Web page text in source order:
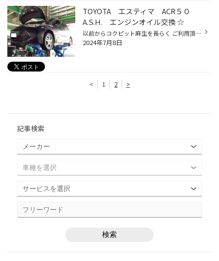
TOYOTA エスティマ ACR５０
A.S.H. エンジンオイル交換 ☆
以前からコクピット麻生を長らく ご利用頂いていたオーナー様☆ 今回はメンテナンスで当店まで足を 延ばして下さいました<m(__)m> 交換するオイルはもうずっとコレ！ A.S.H. FSE 5W-30 通称「赤缶」A.S.Hの最高級品 になります☆ 「エステル化学合成油」を100％ 使用しておりまして、金属表面に 強...
2024年7月8日
< 1 2 >
記事検索